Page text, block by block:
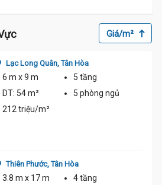
Giá/m²
Lạc Long Quân,Tân Hòa
6 m x 9 m
5 tầng
DT: 54 m² 5 phòng ngủ
212 triệu/m²
Thiên Phước,Tân Hòa
3.8 m x 17 m
4 tầng